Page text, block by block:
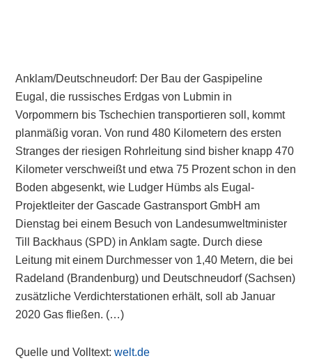
Anklam/Deutschneudorf: Der Bau der Gaspipeline
Eugal, die russisches Erdgas von Lubmin in
Vorpommern bis Tschechien transportieren soll, kommt
planmäßig voran. Von rund 480 Kilometern des ersten
Stranges der riesigen Rohrleitung sind bisher knapp 470
Kilometer verschweißt und etwa 75 Prozent schon in den
Boden abgesenkt, wie Ludger Hümbs als Eugal-
Projektleiter der Gascade Gastransport GmbH am
Dienstag bei einem Besuch von Landesumweltminister
Till Backhaus (SPD) in Anklam sagte. Durch diese
Leitung mit einem Durchmesser von 1,40 Metern, die bei
Radeland (Brandenburg) und Deutschneudorf (Sachsen)
zusätzliche Verdichterstationen erhält, soll ab Januar
2020 Gas fließen. (…)
Quelle und Volltext:welt.de